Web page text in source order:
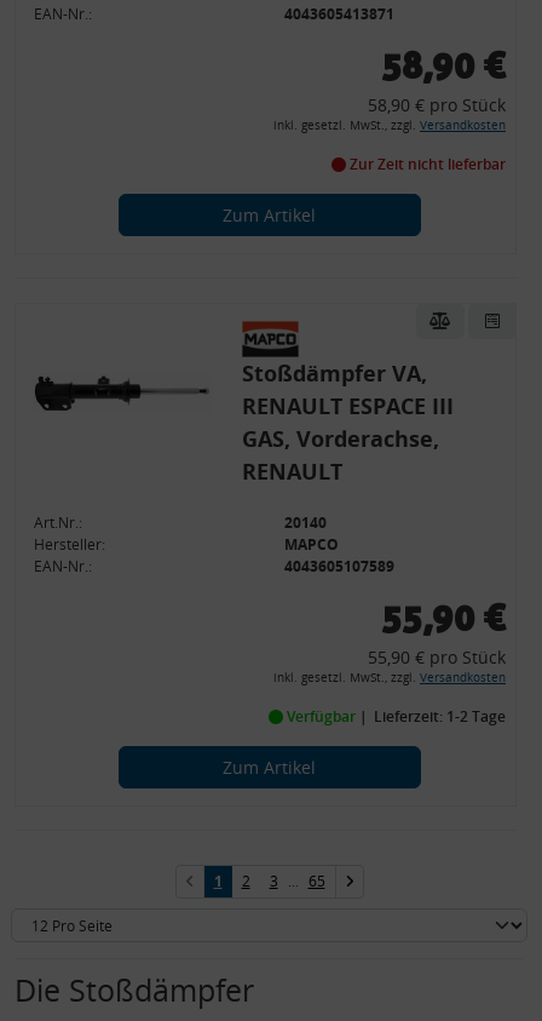
EAN-Nr.:
4043605413871
58,90 €
58,90 € pro Stück
inkl. gesetzl. MwSt., zzgl. Versandkosten
Zur Zeit nicht lieferbar
Zum Artikel
Stoßdämpfer VA,
RENAULT ESPACE III
GAS, Vorderachse,
RENAULT
Art.Nr.:
20140
Hersteller:
MAPCO
EAN-Nr.:
4043605107589
55,90 €
55,90 € pro Stück
inkl. gesetzl. MwSt., zzgl. Versandkosten
Verfügbar Lieferzeit: 1-2 Tage
Zum Artikel
1 2 3 ... 65
Die Stoßdämpfer